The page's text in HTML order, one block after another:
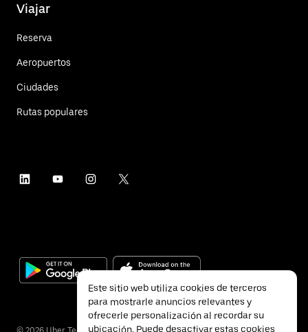
Viajar
Reserva
Aeropuertos
Ciudades
Rutas populares
Este sitio web utiliza cookies de terceros
para mostrarle anuncios relevantes y
ofrecerle personalización al recordar su
ubicación. Puede desactivar estas cookies